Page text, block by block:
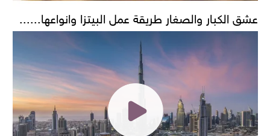
عشق الكبار والصغار طريقة عمل البيتزا وانواعها......